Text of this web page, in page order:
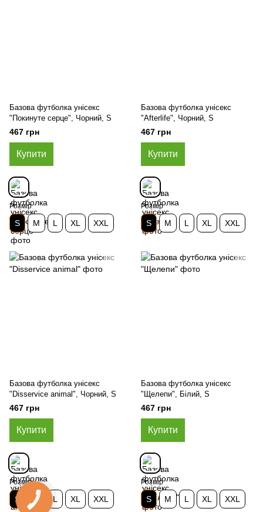
Базова футболка унісекс
"Покинуте серце", Чорний, S
467 грн
Купити
Розмір
S M L XL XXL
Базова футболка унісекс
"Afterlife", Чорний, S
467 грн
Купити
Розмір
S M L XL XXL
Базова футболка унісекс
"Disservice animal", Чорний, S
467 грн
Купити
Розмір
S M L XL XXL
Базова футболка унісекс
"Щелепи", Білий, S
467 грн
Купити
Розмір
S M L XL XXL